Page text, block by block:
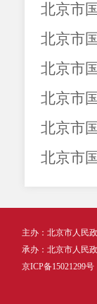
北京市
北京市
北京市
北京市
北京市
北京市
主办：北京市人民
承办：北京市人民
京ICP备15021299号